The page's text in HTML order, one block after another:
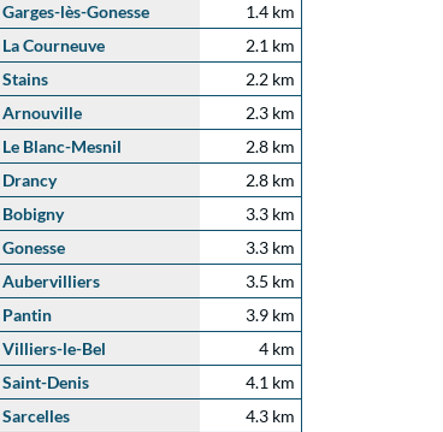
Garges-lès-Gonesse
1.4 km
La Courneuve
2.1 km
Stains
2.2 km
Arnouville
2.3 km
Le Blanc-Mesnil
2.8 km
Drancy
2.8 km
Bobigny
3.3 km
Gonesse
3.3 km
Aubervilliers
3.5 km
Pantin
3.9 km
Villiers-le-Bel
4 km
Saint-Denis
4.1 km
Sarcelles
4.3 km